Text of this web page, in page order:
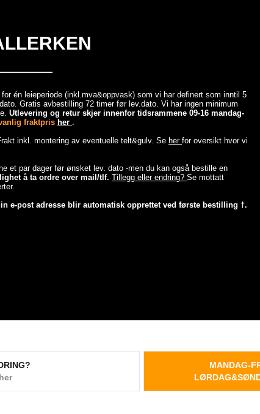
én leieperiode (inkl.mva&oppvask) som vi har definert som inntil 5
Gratis avbestilling 72 timer før lev.dato. Vi har ingen minimum
Utlevering og retur skjer innenfor tidsrammene 09-16 mandag-
fraktpris her .
inkl. montering av eventuelle telt&gulv. Se her for oversikt hvor vi
et par dager før ønsket lev. dato -men du kan også bestille en
å ta ordre over mail/tlf. Tillegg eller endring? Se mottatt
e-post adresse blir automatisk opprettet ved første bestilling †.
MANDAG-